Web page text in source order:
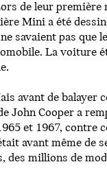
de leur
Mini a été
savaient pas que
La voiture
avant de
John Cooper a
et 1967, contre
avant même de
des millions de